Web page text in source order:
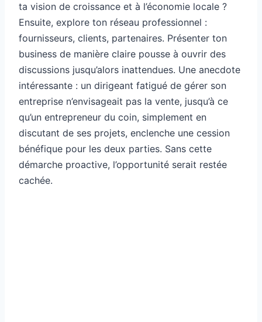
ta vision de croissance et à l’économie locale ?
Ensuite, explore ton réseau professionnel :
fournisseurs, clients, partenaires. Présenter ton
business de manière claire pousse à ouvrir des
discussions jusqu’alors inattendues. Une anecdote
intéressante : un dirigeant fatigué de gérer son
entreprise n’envisageait pas la vente, jusqu’à ce
qu’un entrepreneur du coin, simplement en
discutant de ses projets, enclenche une cession
bénéfique pour les deux parties. Sans cette
démarche proactive, l’opportunité serait restée
cachée.